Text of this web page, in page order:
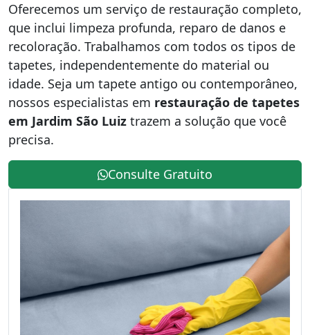
Oferecemos um serviço de restauração completo,
que inclui limpeza profunda, reparo de danos e
recoloração. Trabalhamos com todos os tipos de
tapetes, independentemente do material ou
idade. Seja um tapete antigo ou contemporâneo,
nossos especialistas em restauração de tapetes
em Jardim São Luiz trazem a solução que você
precisa.
Consulte Gratuito